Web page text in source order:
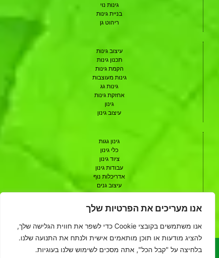
אנו מעריכים את הפרטיות שלך
אנו משתמשים בקובצי Cookie כדי לשפר את חווית הגלישה שלך,
להציג מודעות או תוכן מותאמים אישית ולנתח את התנועה שלנו.
בלחיצה על "קבל הכל", אתה מסכים לשימוש שלנו בעוגיות.
גינות נוי
בניית גינות
ריהוט גן
עיצוב גינות
תכנון גינות
הקמת גינות
גינות מעוצבות
גינות גג
אחזקת גינות
גינון
עיצוב גינון
גינון גגות
כלי גינון
ציוד גינון
עבודות גינון
אדריכלות נוף
עיצוב גנים
תכנון גנים
אדריכל נוף
האתר הינו אתר פרסומי המאגד בתוכו בעלי מקצוע מהתחום. אין בעלי האתר